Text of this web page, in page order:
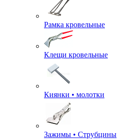
Рамка кровельные
Клещи кровельные
Киянки • молотки
Зажимы • Струбцины